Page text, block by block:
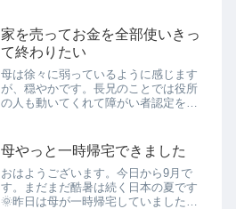
家を売ってお金を全部使いきっ
て終わりたい
母は徐々に弱っているように感じます
が、穏やかです。長兄のことでは役所
の人も動いてくれて障がい者認定をも
えるうちに最後はお金を全部使い切っ
て人生を終わらせると決めたようで
す。
母やっと一時帰宅できました
おはようございます。今日から9月で
す。まだまだ酷暑は続く日本の夏です
🌞昨日は母が一時帰宅していました。